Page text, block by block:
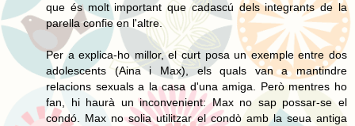
que és molt important que cadascú dels integrants de la
parella confie en l'altre.
Per a explica-ho millor, el curt posa un exemple entre dos
adolescents (Aina i Max), els quals van a mantindre
relacions sexuals a la casa d'una amiga. Però mentres ho
fan, hi haurà un inconvenient: Max no sap possar-se el
condó. Max no solia utilitzar el condò amb la seua antiga